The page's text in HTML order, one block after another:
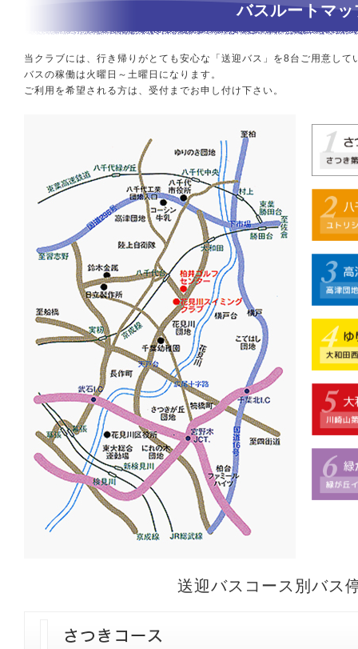
バスルートマッ
当クラブには、行き帰りがとても安心な「送迎バス」を8台ご用意して
バスの稼働は火曜日～土曜日になります。
ご利用を希望される方は、受付までお申し付け下さい。
送迎バスコース別バス